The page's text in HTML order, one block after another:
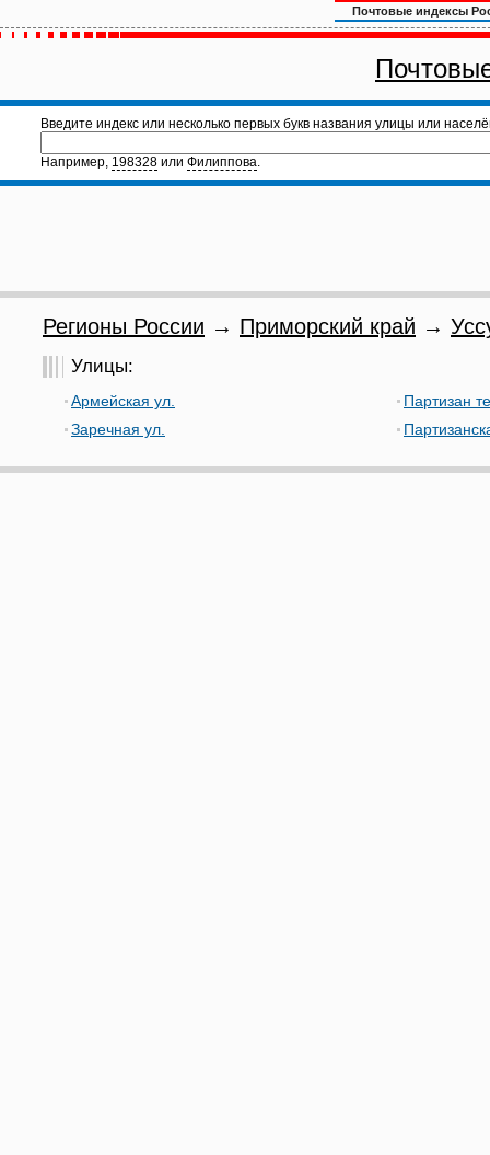
Почтовые индексы
Введите индекс или несколько первых букв названия улицы или
Например, 198328 или Филиппова.
Регионы России → Приморский край →
Улицы:
Армейская ул.
Заречная ул.
Партизан